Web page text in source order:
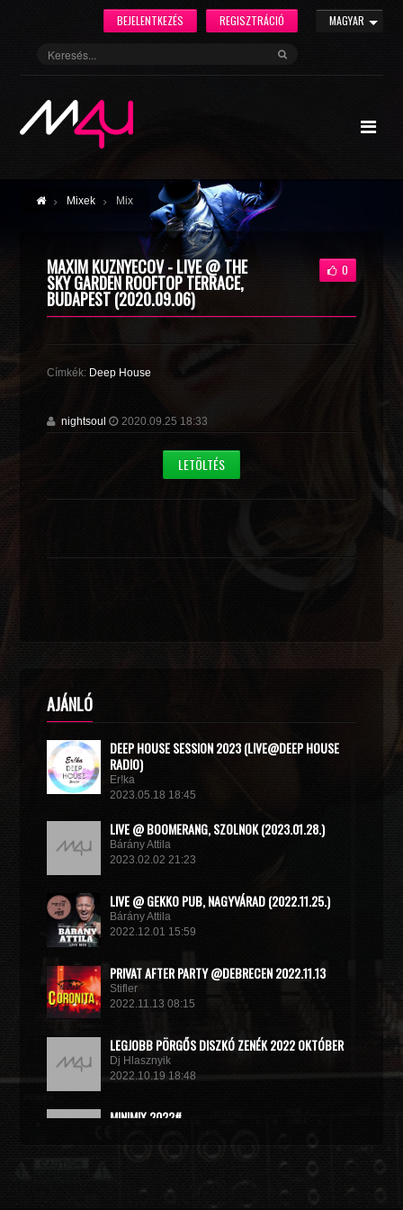
MAGYAR
REGISZTRÁCIÓ
BEJELENTKEZÉS
Mixek Mix
MAXIM KUZNYECOV - LIVE @ THE
SKY GARDEN ROOFTOP TERRACE,
BUDAPEST (2020.09.06)
0
Címkék: Deep House
nightsoul 2020.09.25 18:33
LETÖLTÉS
AJÁNLÓ
DEEP HOUSE SESSION 2023 (LIVE@DEEP HOUSE
RADIO)
Er!ka
2023.05.18 18:45
LIVE @ BOOMERANG, SZOLNOK (2023.01.28.)
Bárány Attila
2023.02.02 21:23
LIVE @ GEKKO PUB, NAGYVÁRAD (2022.11.25.)
Bárány Attila
2022.12.01 15:59
PRIVAT AFTER PARTY @DEBRECEN 2022.11.13
Stifler
2022.11.13 08:15
LEGJOBB PÖRGŐS DISZKÓ ZENÉK 2022 OKTÓBER
Dj Hlasznyik
2022.10.19 18:48
MINIMIX 2022#
2022.09.02 10:40